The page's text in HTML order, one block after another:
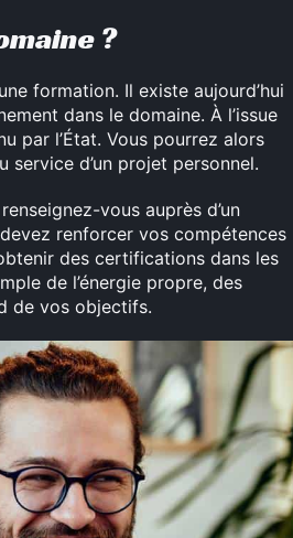
?
formation. Il existe aujourd’hui
dans le domaine. À l’issue
par l’État. Vous pourrez alors
d’un projet personnel.
vous auprès d’un
renforcer vos compétences
des certifications dans les
de l’énergie propre, des
de vos objectifs.